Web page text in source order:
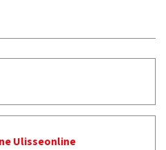
Ulisseonline